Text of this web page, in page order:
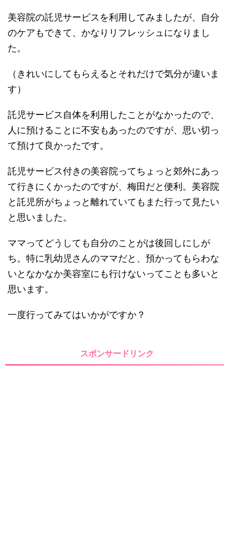
美容院の託児サービスを利用してみましたが、自分
のケアもできて、かなりリフレッシュになりまし
た。
（きれいにしてもらえるとそれだけで気分が違いま
す）
託児サービス自体を利用したことがなかったので、
人に預けることに不安もあったのですが、思い切っ
て預けて良かったです。
託児サービス付きの美容院ってちょっと郊外にあっ
て行きにくかったのですが、梅田だと便利。美容院
と託児所がちょっと離れていてもまた行って見たい
と思いました。
ママってどうしても自分のことがは後回しにしが
ち。特に乳幼児さんのママだと、預かってもらわな
いとなかなか美容室にも行けないってことも多いと
思います。
一度行ってみてはいかがですか？
スポンサードリンク